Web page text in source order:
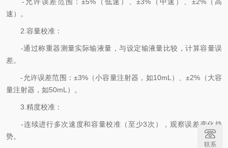
速）。
2.容量校准：
-通过称重器测量实际输液量，与设定输液量比较，计算容量误
差。
-允许误差范围：±3%（小容量注射器，如10mL）、±2%（大容
量注射器，如50mL）。
3.精度校准：
-连续进行多次速度和容量校准（至少3次），观察误差变化趋
势。
联系